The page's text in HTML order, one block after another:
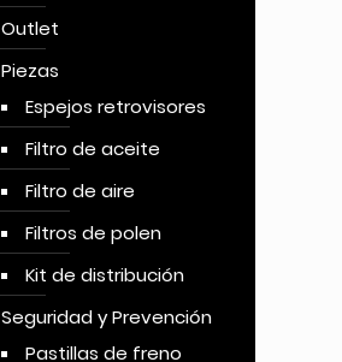
Outlet
Piezas
Espejos retrovisores
Filtro de aceite
Filtro de aire
Filtros de polen
Kit de distribución
Seguridad y Prevención
Pastillas de freno